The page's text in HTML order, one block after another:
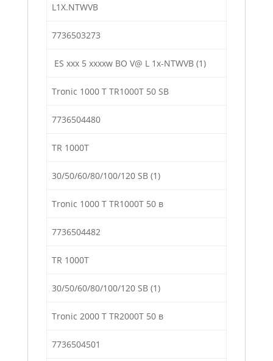
L1X.NTWVB
7736503273
ES xxx 5 xxxxw ВО V@ L 1x-NTWVB (1)
Tronic 1000 Т TR1000T 50 SB
7736504480
TR 1000T
30/50/60/80/100/120 SB (1)
Tronic 1000 Т TR1000T 50 в
7736504482
TR 1000T
30/50/60/80/100/120 SB (1)
Tronic 2000 Т TR2000T 50 в
7736504501